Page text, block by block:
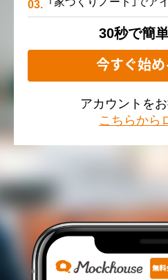
30秒で簡
今すぐ始め
アカウントを
こちらから